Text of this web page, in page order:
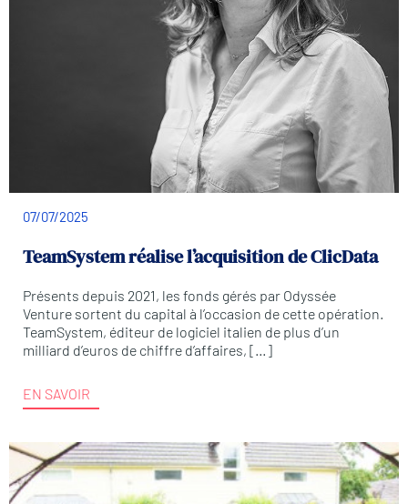
07/07/2025
TeamSystem réalise l’acquisition de ClicData
Présents depuis 2021, les fonds gérés par Odyssée
Venture sortent du capital à l’occasion de cette opération.
TeamSystem, éditeur de logiciel italien de plus d’un
milliard d’euros de chiffre d’affaires, […]
EN SAVOIR